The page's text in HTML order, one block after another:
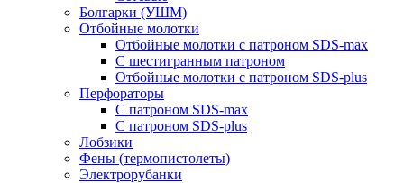
Болгарки (УШМ)
Отбойные молотки
Отбойные молотки с патроном SDS-max
С шестигранным патроном
Отбойные молотки с патроном SDS-plus
Перфораторы
С патроном SDS-max
С патроном SDS-plus
Лобзики
Фены (термопистолеты)
Электрорубанки